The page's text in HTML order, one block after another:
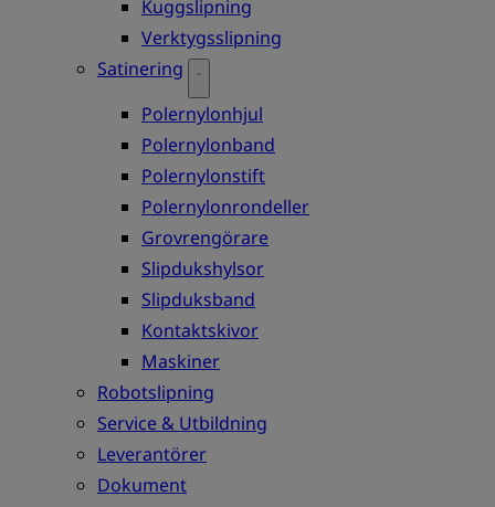
Kuggslipning
Verktygsslipning
Satinering
Polernylonhjul
Polernylonband
Polernylonstift
Polernylonrondeller
Grovrengörare
Slipdukshylsor
Slipduksband
Kontaktskivor
Maskiner
Robotslipning
Service & Utbildning
Leverantörer
Dokument